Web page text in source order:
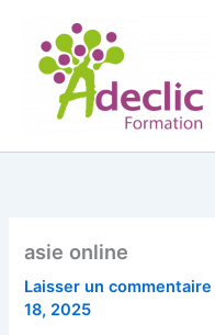
contenu
asie online
Laisser un commentaire
18, 2025